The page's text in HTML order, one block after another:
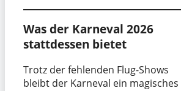
Was der Karneval 2026
stattdessen bietet
Trotz der fehlenden Flug-Shows
bleibt der Karneval ein magisches